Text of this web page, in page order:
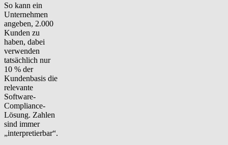
So kann ein
Unternehmen
angeben, 2.000
Kunden zu
haben, dabei
verwenden
tatsächlich nur
10 % der
Kundenbasis die
relevante
Software-
Compliance-
Lösung. Zahlen
sind immer
„interpretierbar“.